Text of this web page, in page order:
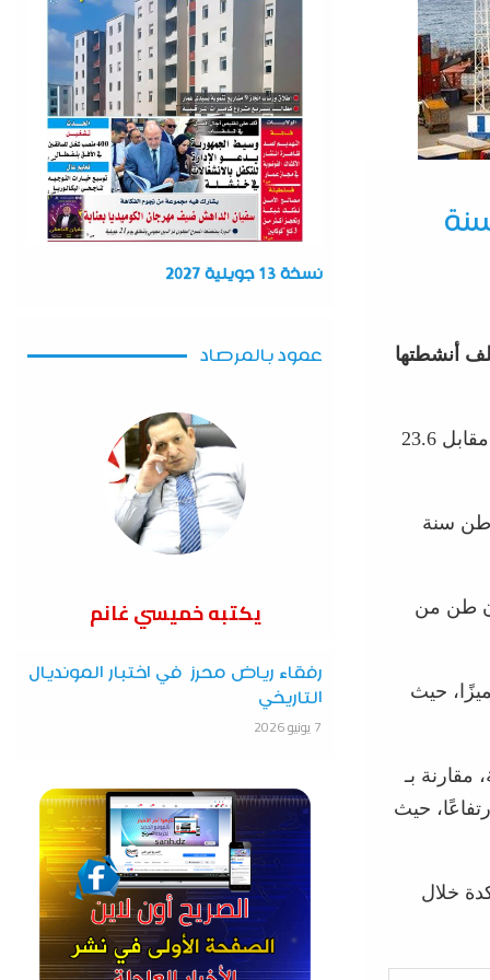
ملحوظة في مختلف أنشطتها
ووفقًا للبيان، بلغ إجمالي حجم النشاط المينائي لسنة 2024 24.3 مليون طن، مقابل 23.6
19%، حيث ارتفعت من 3.2 مليون طن سنة
خلال سنة 2024 20 مليون طن، منها 19 مليون طن من
حيث
فقد تم خلال سنة 2024 معالجة 175,849 حاوية، مقارنة بـ
ارتفاعًا، حيث
خلال
نسخة 13 جويلية 2027
عمود بالمرصاد
يكتبه خميسي غانم
رفقاء رياض محرز في اختبار المونديال
التاريخي
7 يونيو 2026